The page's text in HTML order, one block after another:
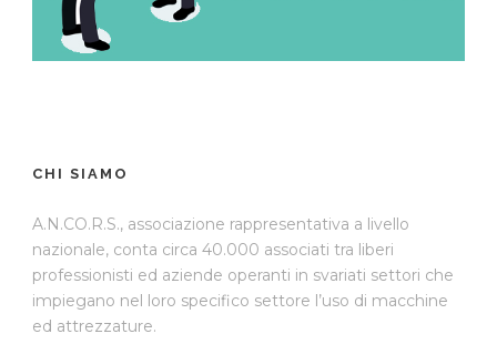
CHI SIAMO
A.N.CO.R.S., associazione rappresentativa a livello
nazionale, conta circa 40.000 associati tra liberi
professionisti ed aziende operanti in svariati settori che
impiegano nel loro specifico settore l’uso di macchine
ed attrezzature.